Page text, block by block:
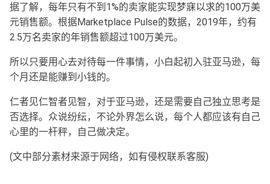
据了解，每年只有不到1%的卖家能实现梦寐以求的100万美
元销售额。根据Marketplace Pulse的数据，2019年，约有
2.5万名卖家的年销售额超过100万美元。
所以只要用心去对待每一件事情，小白起初入驻亚马逊，每
个月还是能赚到小钱的。
仁者见仁智者见智，对于亚马逊，还是需要自己独立思考是
否选择。众说纷纭，不论外界怎么说，每个人都应该有自己
心里的一杆秤，自己做决定。
(文中部分素材来源于网络，如有侵权联系客服)